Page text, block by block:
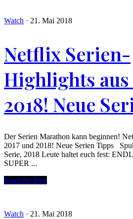
Watch · 21. Mai 2018
Netflix Serien-
Highlights aus
2018! Neue
Der Serien Marathon kann beginnen!
2017 und 2018! Neue Serien Tipps
Serie, 2018 Leute haltet euch fest:
SUPER ...
Read the Post
Watch · 21. Mai 2018